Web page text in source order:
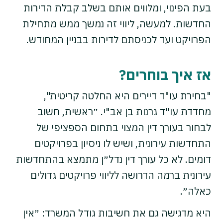
בעת הפינוי, ומלווים אותם בשלב קבלת הדירות
החדשות. למעשה, ליווי זה נמשך ממש מתחילת
הפרויקט ועד לכניסתם לדירות בבניין המחודש.
אז איך בוחרים?
"בחירת עו"ד דיירים היא החלטה קריטית",
מחדדת עו"ד גרנות בן אב"י. ״ראשית, חשוב
לבחור בעורך דין המצוי בתחום הספציפי של
התחדשות עירונית, ושיש לו ניסיון בפרויקטים
דומים. לא כל עורך דין נדל״ן מתמצא בהתחדשות
עירונית ברמה הדרושה לליווי פרויקטים גדולים
כאלה״.
היא מדגישה גם את חשיבות גודל המשרד: ״אין